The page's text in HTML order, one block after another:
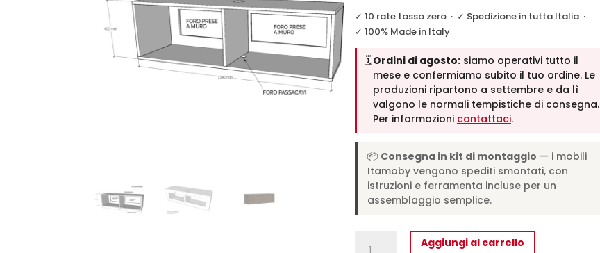
✓ 10 rate tasso zero· ✓ Spedizione in tutta Italia·
✓ 100% Made in Italy
🗓️Ordini di agosto:siamo operativi tutto il
mese e confermiamo subito il tuo ordine. Le
produzioni ripartono a settembre e da lì
valgono le normali tempistiche di consegna.
Per informazioni contattaci.
📦 Consegna in kit di montaggio — i mobili
Itamoby vengono spediti smontati, con
istruzioni e ferramenta incluse per un
assemblaggio semplice.
Aggiungi al carrello